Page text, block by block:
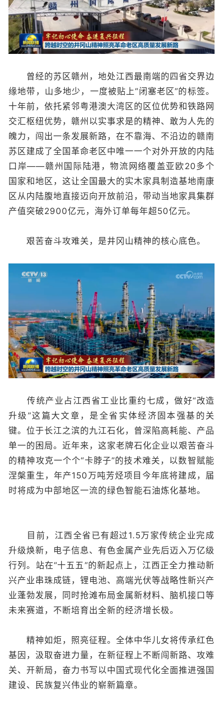
曾经的苏区赣州，地处江西最南端的四省交界边
缘地带，山多地少，一度被贴上“闭塞老区”的标签。
十年前，依托紧邻粤港澳大湾区的区位优势和铁路网
交汇枢纽优势，赣州以实事求是的精神、敢为人先的
魄力，闯出一条发展新路，在不靠海、不沿边的赣南
苏区建成了全国革命老区中唯一一个对外开放的内陆
口岸——赣州国际陆港，物流网络覆盖亚欧20多个
国家和地区，这让全国最大的实木家具制造基地南康
区从内陆腹地直接迈向开放前沿，带动当地家具集群
产值突破2900亿元，海外订单每年超50亿元。
艰苦奋斗攻难关，是井冈山精神的核心底色。
传统产业占江西省工业比重约七成，做好“改造
升级”这篇大文章，是全省实体经济固本强基的关
键。位于长江之滨的九江石化，曾深陷高耗能、产品
单一的困局。近年来，这家老牌石化企业以艰苦奋斗
的精神攻克一个个“卡脖子”的技术难关，以数智赋能
涅槃重生，年产150万吨芳烃项目今年底将建成，届
时将成为中部地区一流的绿色智能石油炼化基地。
目前，江西全省已有超过1.5万家传统企业完成
升级焕新，电子信息、有色金属产业先后迈入万亿级
行列。站在“十五五”的新起点上，江西正全力推动新
兴产业串珠成链，锂电池、高端光伏等战略性新兴产
业蓬勃发展，同时抢滩布局金属新材料、脑机接口等
未来赛道，不断培育出全新的经济增长极。
精神如炬，照亮征程。全体中华儿女将传承红色
基因，汲取奋进力量，在新征程上不断闯新路、攻难
关、开新局，奋力书写以中国式现代化全面推进强国
建设、民族复兴伟业的崭新篇章。